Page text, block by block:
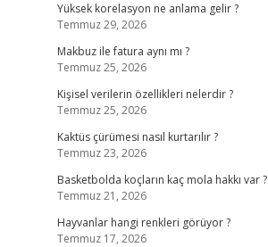
Yüksek korelasyon ne anlama gelir ?
Temmuz 29, 2026
Makbuz ile fatura aynı mı ?
Temmuz 25, 2026
Kişisel verilerin özellikleri nelerdir ?
Temmuz 25, 2026
Kaktüs çürümesi nasıl kurtarılır ?
Temmuz 23, 2026
Basketbolda koçların kaç mola hakkı var ?
Temmuz 21, 2026
Hayvanlar hangi renkleri görüyor ?
Temmuz 17, 2026